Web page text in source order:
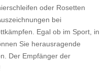
oder Rosetten
bei
Egal ob im Sport, in
Sie herausragende
Der Empfänger der